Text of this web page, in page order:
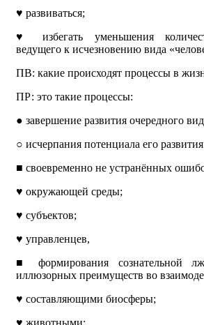
♥ развиваться;
♥
избегать уменьшения
ведущего к исчезновению вида
ПВ: какие происходят процессы в
ПР: это такие процессы:
● завершение развития очередного
○ исчерпания потенциала его развития
■ своевременно не устранённых
♥ окружающей среды;
♥ субъектов;
♥ управленцев,
■
формирования сознательной
иллюзорных преимуществ во
♥ составляющими биосферы;
♥ животными;